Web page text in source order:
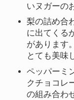
いヌガーの
梨の詰め合
に出てくる
があります
とても美味
ペッパーミ
クチョコレ
の組み合わ